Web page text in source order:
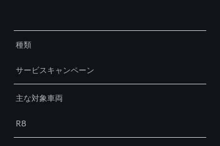
種類
サービスキャンペーン
主な対象車両
R8